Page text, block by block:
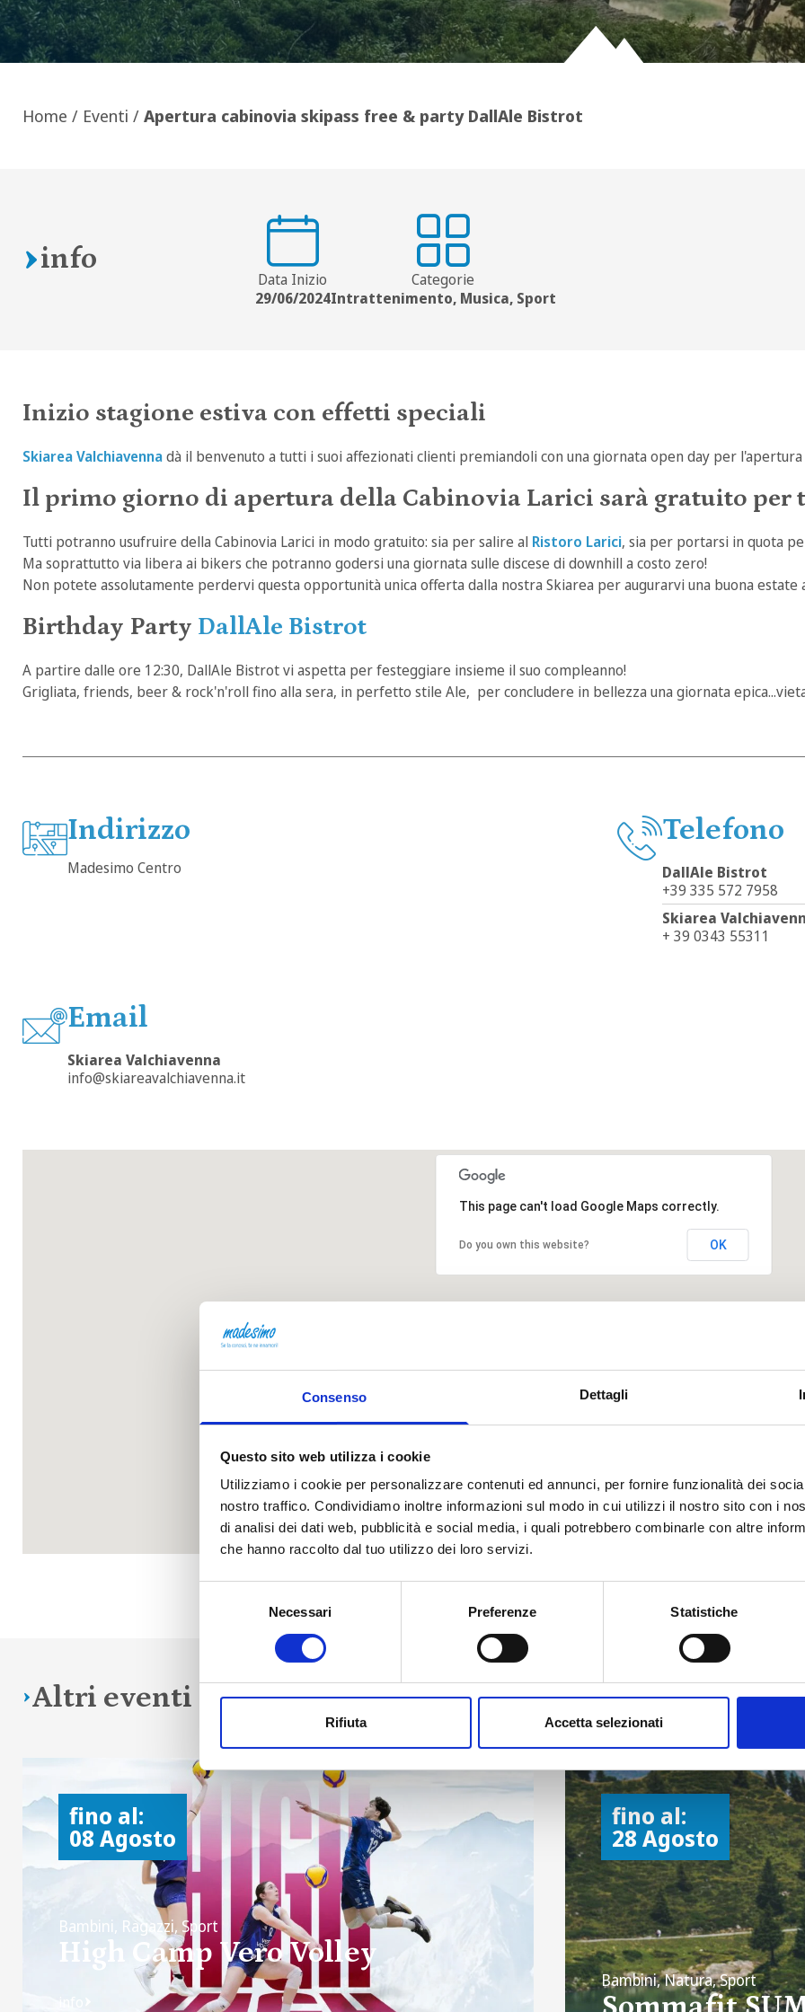
Consenso Dettagli
Questo sito web utilizza i cookie
Utilizziamo i cookie per personalizzare contenuti ed annunci, per fornire funzionalità dei
nostro traffico. Condividiamo inoltre informazioni sul modo in cui utilizzi il nostro sito con i
di analisi dei dati web, pubblicità e social media, i quali potrebbero combinarle con altre
che hanno raccolto dal tuo utilizzo dei loro servizi.
Necessari Preferenze Statistiche
Rifiuta Accetta selezionati
Home / Eventi / Apertura cabinovia skipass free & party DallAle Bistrot
info
Data Inizio
29/06/2024
Categorie
Intrattenimento, Musica, Sport
Inizio stagione estiva con effetti speciali
Skiarea Valchiavennadà il benvenuto a tutti i suoi affezionati clienti premiandoli con una giornata open day per
Il primo giorno di apertura della Cabinovia Larici sarà gratuito per
Tutti potranno usufruire della Cabinovia Larici in modo gratuito: sia per salire al Ristoro Larici, sia per portarsi in quota
Ma soprattutto via libera ai bikers che potranno godersi una giornata sulle discese di downhill a costo zero!
Non potete assolutamente perdervi questa opportunità unica offerta dalla nostra Skiarea per augurarvi una buona estate
Birthday Party DallAle Bistrot
A partire dalle ore 12:30, DallAle Bistrot vi aspetta per festeggiare insieme il suo compleanno!
Grigliata, friends, beer & rock'n'roll fino alla sera, in perfetto stile Ale, per concludere in bellezza una giornata
Indirizzo
Madesimo Centro
Telefono
DallAle Bistrot
+39 335 572 7958
Skiarea
+ 39 0343 55311
Email
Skiarea Valchiavenna
info@skiareavalchiavenna.it
This page can't load Google Maps correctly.
Do you own this website? OK
Altri eventi in programma a Madesimo
fino al:
08 Agosto
Bambini, Ragazzi, Sport
High Camp Vero Volley
fino al:
28 Agosto
Bambini, Natura, Sport